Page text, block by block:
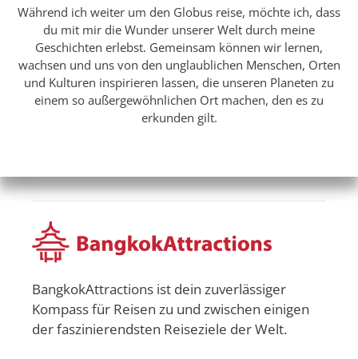
Während ich weiter um den Globus reise, möchte ich, dass
du mit mir die Wunder unserer Welt durch meine
Geschichten erlebst. Gemeinsam können wir lernen,
wachsen und uns von den unglaublichen Menschen, Orten
und Kulturen inspirieren lassen, die unseren Planeten zu
einem so außergewöhnlichen Ort machen, den es zu
erkunden gilt.
BangkokAttractions ist dein zuverlässiger
Kompass für Reisen zu und zwischen einigen
der faszinierendsten Reiseziele der Welt.